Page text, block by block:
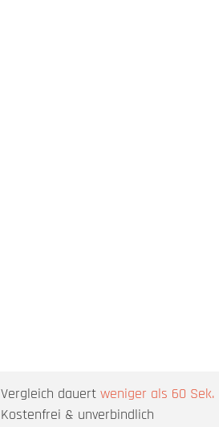
Vergleich dauert weniger als 60 Sek.
Kostenfrei & unverbindlich